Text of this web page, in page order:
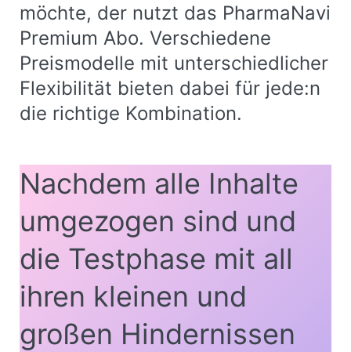
möchte, der nutzt das PharmaNavi
Premium Abo. Verschiedene
Preismodelle mit unterschiedlicher
Flexibilität bieten dabei für jede:n
die richtige Kombination.
Nachdem alle Inhalte
umgezogen sind und
die Testphase mit all
ihren kleinen und
großen Hindernissen